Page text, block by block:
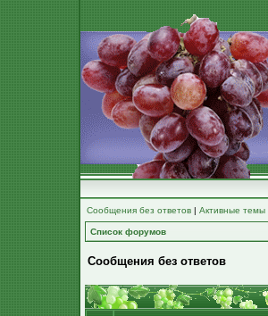
Сообщения без ответов | Активные темы
Список форумов
Сообщения без ответов